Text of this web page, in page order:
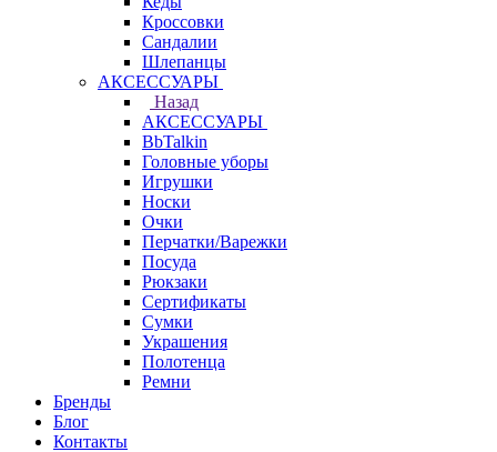
Кроссовки
Сандалии
Шлепанцы
АКСЕССУАРЫ
Назад
АКСЕССУАРЫ
BbTalkin
Головные уборы
Игрушки
Носки
Очки
Перчатки/Варежки
Посуда
Рюкзаки
Сертификаты
Сумки
Украшения
Полотенца
Ремни
Бренды
Блог
Контакты